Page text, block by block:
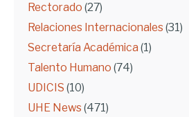
Rectorado (27)
Relaciones Internacionales (31)
Secretaría Académica (1)
Talento Humano (74)
UDICIS (10)
UHE News (471)